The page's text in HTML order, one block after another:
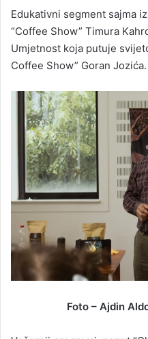
Edukativni segment sajma
“Coffee Show” Timura
Umjetnost koja putuje
Coffee Show” Goran Jozića.
Foto – Ajdin